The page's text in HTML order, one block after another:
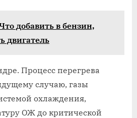
добавить в бензин,
двигатель
Процесс перегрева
случаю, газы
охлаждения,
ОЖ до критической